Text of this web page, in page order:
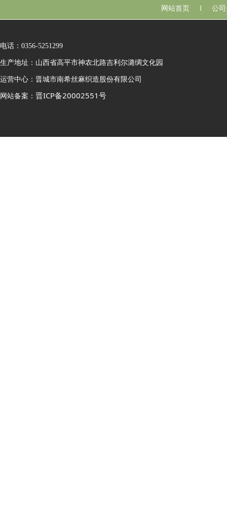
电话：0356-5251299
生产地址：山西省高平市神农北路吉利尔潞绸文化园
运营中心：晋城市南希丝麻织造股份有限公司
网站备案： 晋ICP备20002551号
网站首页 l 公司